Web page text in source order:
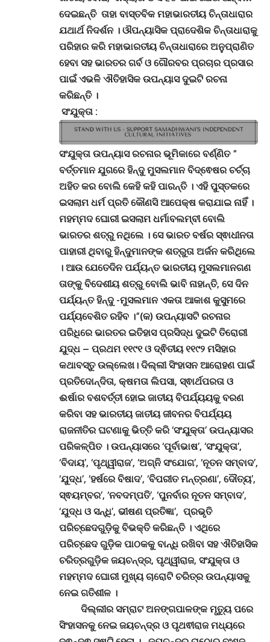
ଦେଇଛନ୍ତି ତାହା ବାସ୍ତବିକ ମହାଭାରତୀୟ ଚିନ୍ତାଧାରାର
ଯଥାର୍ଥ ନିଦର୍ଶନ । ଔପନ୍ୟାସିକ ପ୍ରାଦେଶିକ ଚିନ୍ତାଧାରାକୁ
ପରିହାର କରି ମହାଭାରତୀୟ ଚିନ୍ତାଧାରାରେ ଅନୁପ୍ରାଣିତ
ହେବା ସହ ଭାରତର ଗର୍ବ ଓ ଗୌରବର ପ୍ରଚାର ପ୍ରସାର
ପାଇଁ ଏଭଳି ଐତିହାସିକ ଉପନ୍ୟାସ ଦୁଇଟି ରଚନା
କରିଛନ୍ତି ।
ସଂଯୁକ୍ତା :
ସଂଯୁକ୍ତା ଉପନ୍ୟାସ ରଚନାର ଭୂମିକାରେ ବର୍ଣ୍ଣିତ “
ବର୍ତ୍ତମାନ ଯୁଗରେ ହିନ୍ଦୁ ମୁସଲମାନ ବିଦ୍ଵେଷର ଚର୍ଚ୍ଚା
ଅହିତ କର ବୋଲି କେହି କହି ପାରନ୍ତି । ଏହି ପୁସ୍ତକରେ
ଇସଲାମ ଧର୍ମ ପ୍ରତି କୌଣସି ଆପେକ୍ଷ କରାଯାଇ ନାହିଁ ।
ମହମ୍ମଦ ଘୋରୀ ଇସଲାମ ଧର୍ମାବଲମ୍ବୀ ବୋଲି
ଭାରତର ଶତ୍ରୁ ନଥିଲେ । ସେ ଭାରତ ବର୍ଷର ସ୍ଵାଧୀନତା
ପାହାରୀ ଥିବାରୁ ହିନ୍ଦୁମାନଙ୍କ ଶତ୍ରୁତା ଅର୍ଜନ କରିଥିଲେ
। ଆଉ ଯେତେଦିନ ପର୍ଯ୍ୟନ୍ତ ଭାରତୀୟ ମୁସଲମାନଗଣ
ତାଙ୍କୁ ବିଦେଶୀୟ ଶତ୍ରୁ ବୋଲି ଭାବି ନାହାନ୍ତି, ସେ ଦିନ
ପର୍ଯ୍ୟନ୍ତ ହିନ୍ଦୁ -ମୁସଲମାନ ଏକତା ଆକାଶ କୁସୁମରେ
ପର୍ଯ୍ୟବେଶିତ ରହିବ ।”(କ) ଉପନ୍ୟାସଟି ରଚନାର
ପରିଧିରେ ଭାରତର ଇତିହାସ ପ୍ରସିଦ୍ଧ ଦୁଇଟି ତିରୋରୀ
ଯୁଦ୍ଧ – ପ୍ରଥମ ୧୧୯୧ ଓ ଦ୍ଵିତୀୟ ୧୧୯୨ ମସିହାର
କଥାବସ୍ତୁ ଉଲ୍ଲେଖ। ଦିଲ୍ଲୀ ସିଂହାସନ ଆରୋହଣ ପାଇଁ
ପ୍ରତିଦୋନ୍ଦିତା, କ୍ଷମତା ଲିପସା, ସ୍ଵାର୍ଥପରତା ଓ
ଈର୍ଷାର ବଶବର୍ତ୍ତୀ ହୋଇ ଜାତୀୟ ବିପର୍ଯ୍ୟୟକୁ ବରଣ
କରିବା ସହ ଭାରତୀୟ ଜାତୀୟ ଜୀବନର ବିପର୍ଯ୍ୟୟ
ରାଜନୀତିର ଘଟଣାକୁ ଭିତ୍ତି କରି ‘ସଂଯୁକ୍ତା’ ଉପନ୍ୟାସର
ପରିକଳ୍ପିତ । ଉପନ୍ୟାସରେ ‘ପୂର୍ବାଭାଷ’, ‘ସଂଯୁକ୍ତା’,
‘ବିଦାୟ’, ‘ପୃଥ୍ୱୀରାଜ’, ‘ଅଗ୍ନି ସଂଯୋଗ’, ‘ନୂତନ ସମ୍ବାଦ’,
‘ଯୁଦ୍ଧ’, ‘ହର୍ଷରେ ବିଷାଦ’, ‘ବିପରୀତ ମନ୍ତ୍ରଣା’, ଦୌତ୍ୟ’,
ସ୍ଵୟମ୍ବର’, ‘ନବଦମ୍ପତି’, ‘ପୁନର୍ବାର ନୂତନ ସମ୍ବାଦ’,
‘ଯୁଦ୍ଧ ଓ ସନ୍ଧି’, ଭୀଷଣ ପ୍ରତିଜ୍ଞା’, ପ୍ରଭୃତି
ପରିଚ୍ଛେଦଗୁଡ଼ିକୁ ବିଭକ୍ତି କରିଛନ୍ତି । ଏଥିରେ
ପରିଚ୍ଛେଦ ଗୁଡ଼ିକ ପାଠକକୁ ବାନ୍ଧି ରଖିବା ସହ ଐତିହାସିକ
ଚରିତ୍ରଗୁଡ଼ିକ ଜୟଚନ୍ଦ୍ର, ପୃଥ୍ୱୀରାଜ, ସଂଯୁକ୍ତା ଓ
ମହମ୍ମଦ ଘୋରୀ ମୁଖ୍ୟ ଚାରୋଟି ଚରିତ୍ର ଉପନ୍ୟାସକୁ
ନେଇ ଗତିଶୀଳ ।
ଦିଲ୍ଲୀର ସମ୍ରାଟ ଅନଙ୍ଗପାଳଙ୍କ ମୃତ୍ୟୁ ପରେ
ସିଂହାସନକୁ ନେଇ ଜୟଚନ୍ଦ୍ର ଓ ପୃଥଵୀରାଜ ମଧ୍ୟରେ